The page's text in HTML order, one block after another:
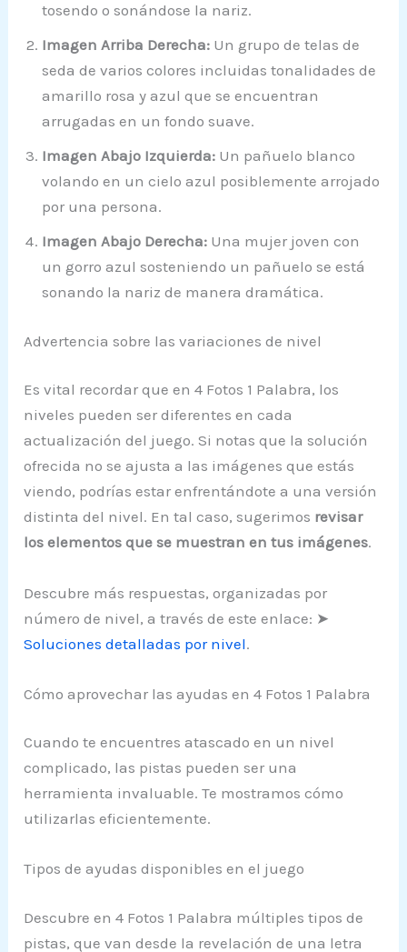
tosendo o sonándose la nariz.
Imagen Arriba Derecha: Un grupo de telas de
seda de varios colores incluidas tonalidades de
amarillo rosa y azul que se encuentran
arrugadas en un fondo suave.
Imagen Abajo Izquierda: Un pañuelo blanco
volando en un cielo azul posiblemente arrojado
por una persona.
Imagen Abajo Derecha: Una mujer joven con
un gorro azul sosteniendo un pañuelo se está
sonando la nariz de manera dramática.
Advertencia sobre las variaciones de nivel
Es vital recordar que en 4 Fotos 1 Palabra, los
niveles pueden ser diferentes en cada
actualización del juego. Si notas que la solución
ofrecida no se ajusta a las imágenes que estás
viendo, podrías estar enfrentándote a una versión
distinta del nivel. En tal caso, sugerimos revisar
los elementos que se muestran en tus imágenes.
Descubre más respuestas, organizadas por
número de nivel, a través de este enlace: ➤
Soluciones detalladas por nivel.
Cómo aprovechar las ayudas en 4 Fotos 1 Palabra
Cuando te encuentres atascado en un nivel
complicado, las pistas pueden ser una
herramienta invaluable. Te mostramos cómo
utilizarlas eficientemente.
Tipos de ayudas disponibles en el juego
Descubre en 4 Fotos 1 Palabra múltiples tipos de
pistas, que van desde la revelación de una letra